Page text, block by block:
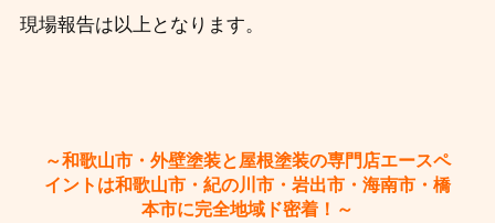
現場報告は以上となります。
～和歌山市・外壁塗装と屋根塗装の専門店エースペ
イントは和歌山市・紀の川市・岩出市・海南市・橋
本市に完全地域ド密着！～